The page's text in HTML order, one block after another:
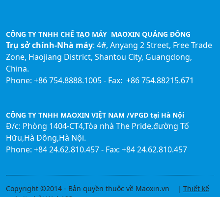
CÔNG TY TNHH CHẾ TẠO MÁY MAOXIN QUẢNG ĐÔNG
Trụ sở chính-Nhà máy: 4#, Anyang 2 Street, Free Trade
Zone, Haojiang District, Shantou City, Guangdong,
China.
Phone: +86 754.8888.1005 - Fax: +86 754.88215.671
CÔNG TY TNHH MAOXIN VIỆT NAM /VPGD tại Hà Nội
Đ/c: Phòng 1404-CT4,Tòa nhà The Pride,đường Tố
Hữu,Hà Đông,Hà Nội.
Phone: +84 24.62.810.457 - Fax: +84 24.62.810.457
Copyright ©2014 - Bản quyền thuộc về Maoxin.vn | Thiết kế